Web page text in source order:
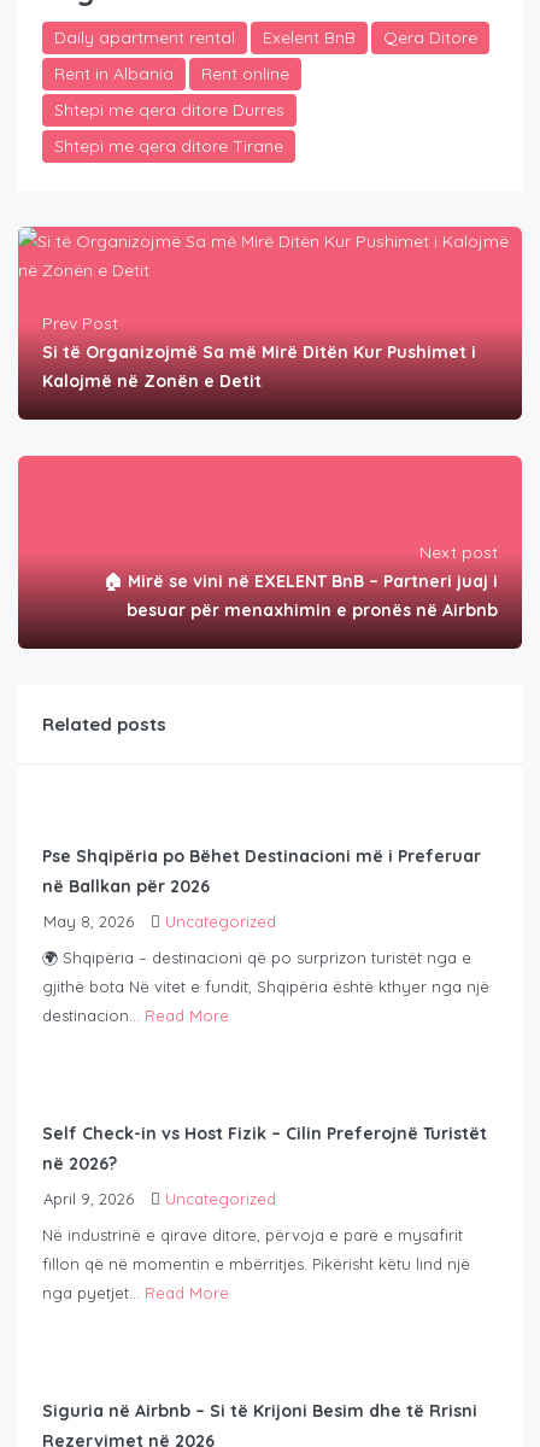
Daily apartment rental Exelent BnB
Qera Ditore
Rent in Albania
Rent online
Shtepi me qera ditore Durres
Shtepi me qera ditore Tirane
Prev Post
Si të Organizojmë Sa më Mirë Ditën Kur Pushimet i
Kalojmë në Zonën e Detit
Next post
🏠 Mirë se vini në EXELENT BnB – Partneri juaj i
besuar për menaxhimin e pronës në Airbnb
Related posts
Pse Shqipëria po Bëhet Destinacioni më i Preferuar
në Ballkan për 2026
May 8, 2026
Uncategorized
🌍 Shqipëria – destinacioni që po surprizon turistët nga e
gjithë bota Në vitet e fundit, Shqipëria është kthyer nga një
destinacion... Read More
Self Check-in vs Host Fizik – Cilin Preferojnë Turistët
në 2026?
April 9, 2026
Uncategorized
Në industrinë e qirave ditore, përvoja e parë e mysafirit
fillon që në momentin e mbërritjes. Pikërisht këtu lind një
nga pyetjet... Read More
Siguria në Airbnb – Si të Krijoni Besim dhe të Rrisni
Rezervimet në 2026